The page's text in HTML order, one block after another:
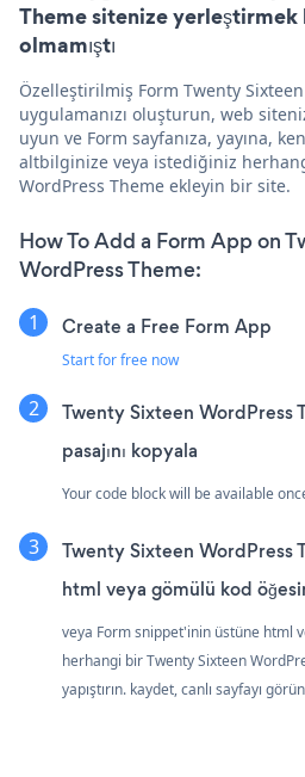
Theme sitenize
olmamıştı
Özelleştirilmiş Form Twenty
uygulamanızı oluşturun, web
uyun ve Form sayfanıza, yayına,
altbilginize veya istediğiniz
WordPress Theme ekleyin bir site.
How To Add a Form App on
WordPress Theme:
Create a Free Form App
Start for free now
Twenty Sixteen WordPress
pasajını kopyala
Your code block will be available
Twenty Sixteen WordPress
html veya gömülü kod
veya Form snippet'inin üstüne html
herhangi bir Twenty Sixteen
yapıştırın. kaydet, canlı sayfayı